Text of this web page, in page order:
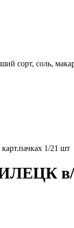
сорт, соль,
1/21 шт